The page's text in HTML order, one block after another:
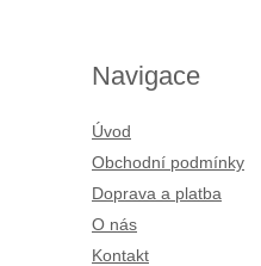
Navigace
Úvod
Obchodní podmínky
Doprava a platba
O nás
Kontakt